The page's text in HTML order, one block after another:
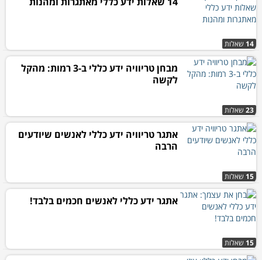
14 שאלות
23 שאלות
מבחן טריוויה ידע כללי ב-3 רמות: מהקל
לקשה
15 שאלות
אתגר טריוויה ידע כללי לאנשים שיודעים
הרבה
15 שאלות
אתגר ידע כללי לאנשים חכמים בלבד!